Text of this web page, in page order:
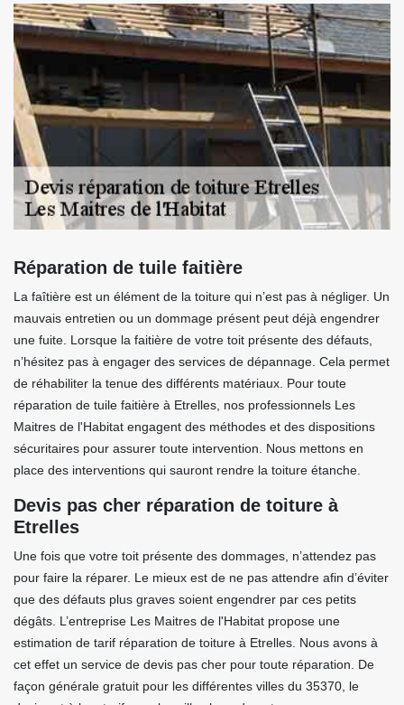
Réparation de tuile faitière
La faîtière est un élément de la toiture qui n’est pas à négliger. Un
mauvais entretien ou un dommage présent peut déjà engendrer
une fuite. Lorsque la faitière de votre toit présente des défauts,
n’hésitez pas à engager des services de dépannage. Cela permet
de réhabiliter la tenue des différents matériaux. Pour toute
réparation de tuile faitière à Etrelles, nos professionnels Les
Maitres de l'Habitat engagent des méthodes et des dispositions
sécuritaires pour assurer toute intervention. Nous mettons en
place des interventions qui sauront rendre la toiture étanche.
Devis pas cher réparation de toiture à
Etrelles
Une fois que votre toit présente des dommages, n’attendez pas
pour faire la réparer. Le mieux est de ne pas attendre afin d’éviter
que des défauts plus graves soient engendrer par ces petits
dégâts. L’entreprise Les Maitres de l'Habitat propose une
estimation de tarif réparation de toiture à Etrelles. Nous avons à
cet effet un service de devis pas cher pour toute réparation. De
façon générale gratuit pour les différentes villes du 35370, le